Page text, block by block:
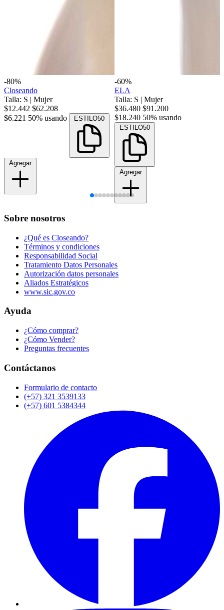
-80%
Closeando
Talla: S | Mujer
$12.442 $62.208
$6.221 50% usando ESTILO50
Agregar
-60%
ELA
Talla: S | Mujer
$36.480 $91.200
$18.240 50% usando
ESTILO50
Agregar
Sobre nosotros
¿Qué es Closeando?
Términos y condiciones
Responsabilidad Social
Tratamiento Datos Personales
Autorización datos personales
Aliados Estratégicos
www.sic.gov.co
Ayuda
¿Cómo comprar?
¿Cómo Vender?
Preguntas frecuentes
Contáctanos
Formulario de contacto
(+57) 321 3539133
(+57) 601 5384344